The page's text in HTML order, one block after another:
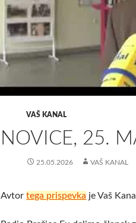
VAŠ KANAL
NOVICE, 25.
25.05.2026 VAŠ KANAL
Avtortega prispevka je Vaš